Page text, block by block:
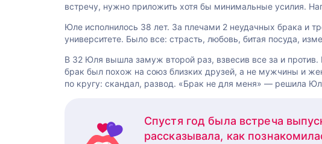
встречу, нужно приложить хотя бы минимальные усилия.
Юле исполнилось 38 лет. За плечами 2 неудачных брака и
университете. Было все: страсть, любовь, битая посуда,
В 32 Юля вышла замуж второй раз, взвесив все за и
брак был похож на союз близких друзей, а не мужчины и
по кругу: скандал, развод. «Брак не для меня» — решила
Спустя год была встреча
рассказывала, как